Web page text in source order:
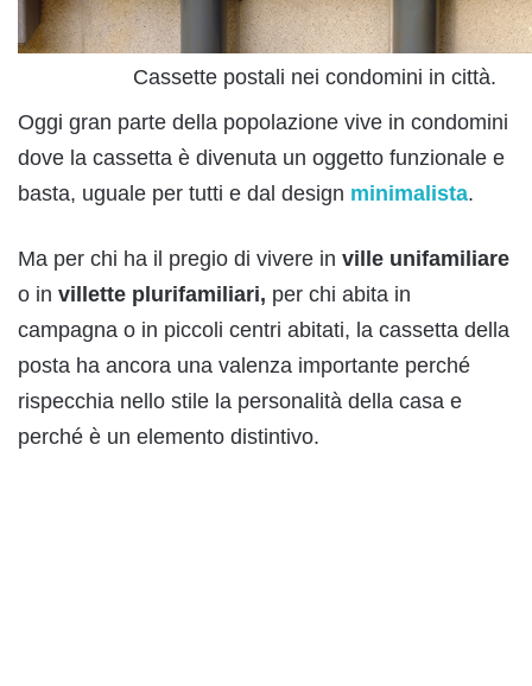
Cassette postali nei condomini in città.
Oggi gran parte della popolazione vive in condomini
dove la cassetta è divenuta un oggetto funzionale e
basta, uguale per tutti e dal design minimalista.
Ma per chi ha il pregio di vivere in ville unifamiliare
o in villette plurifamiliari, per chi abita in
campagna o in piccoli centri abitati, la cassetta della
posta ha ancora una valenza importante perché
rispecchia nello stile la personalità della casa e
perché è un elemento distintivo.